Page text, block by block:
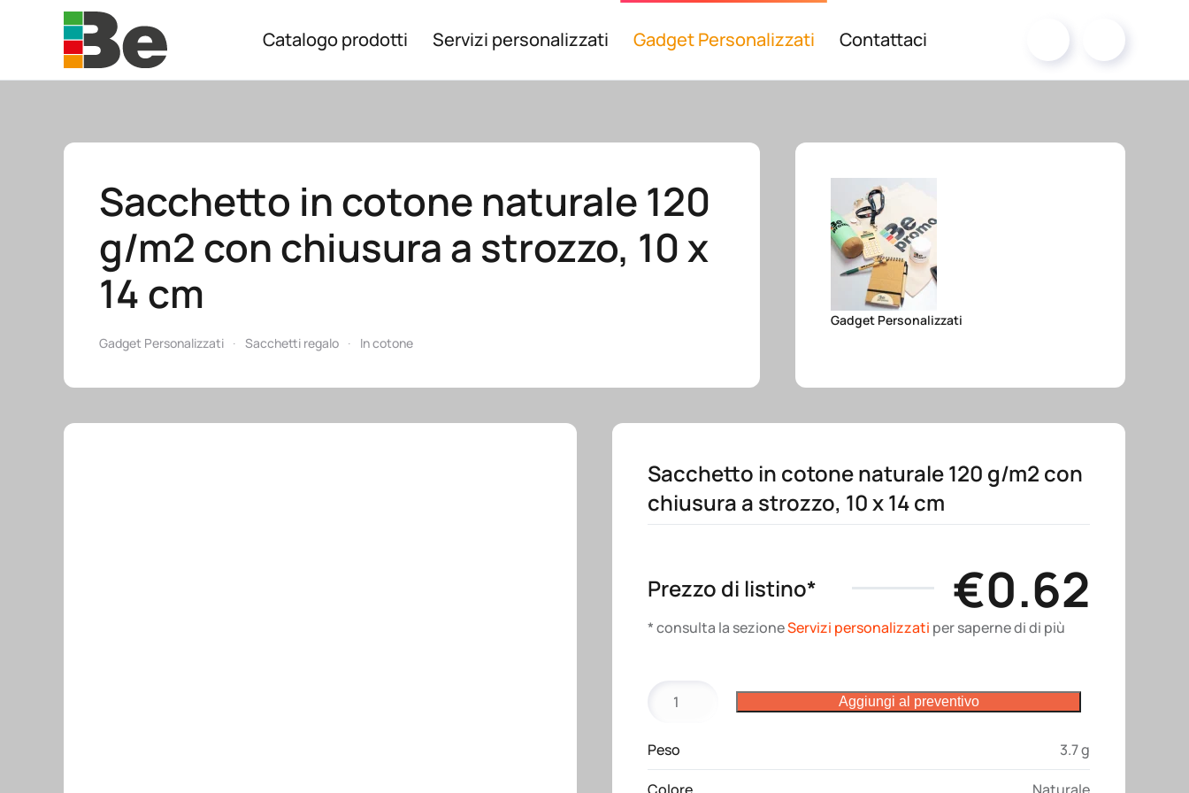
Skip to main content Catalogo prodotti Servizi personalizzati Gadget Personalizzati Contattaci
Sacchetto in cotone naturale 120
g/m2 con chiusura a strozzo, 10 x
14 cm
Gadget Personalizzati Sacchetti regalo In cotone
Gadget Personalizzati
Sacchetto in cotone naturale 120 g/m2 con
chiusura a strozzo, 10 x 14 cm
Prezzo di listino* €0.62
* consulta la sezioneServizi personalizzati per saperne di di più
naturale
120
Aggiungi al preventivo
Peso 3.7 g